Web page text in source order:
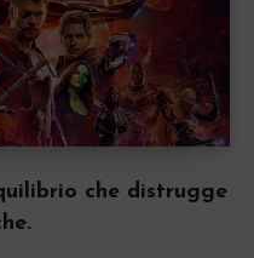
che distrugge